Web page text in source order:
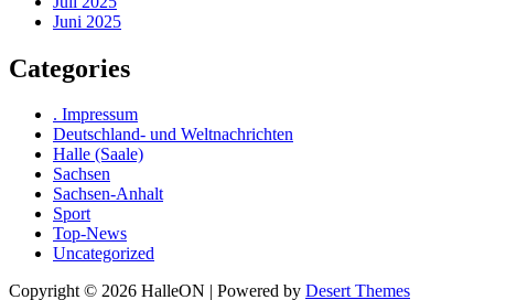
Juni 2025
Categories
. Impressum
Deutschland- und Weltnachrichten
Halle (Saale)
Sachsen
Sachsen-Anhalt
Sport
Top-News
Uncategorized
Copyright © 2026 HalleON | Powered by Desert Themes